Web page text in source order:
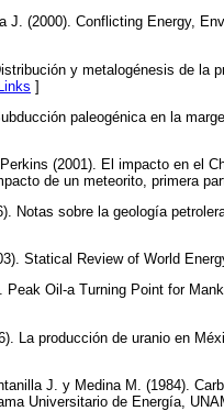
J. (2000). Conflicting Energy,
y metalogénesis de la
]
paleogénica en la
(2001). El impacto en el
de un meteorito, primera
Notas sobre la geología
Statical Review of World
Peak Oil-a Turning Point for
La producción de uranio en
J. y Medina M. (1984).
Universitario de Energía,